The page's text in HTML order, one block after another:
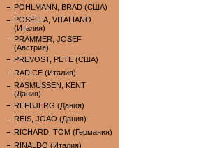
POHLMANN, BRAD (США)
POSELLA, VITALIANO
(Италия)
PRAMMER, JOSEF
(Австрия)
PREVOST, PETE (США)
RADICE (Италия)
RASMUSSEN, KENT
(Дания)
REFBJERG (Дания)
REIS, JOAO (Дания)
RICHARD, TOM (Германия)
RINALDO (Италия)